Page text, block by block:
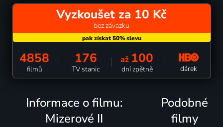
Vyzkoušet za 10 Kč
bez závazku
4858
filmů
176
TV stanic
až 100
dní zpětně dárek
Informace o filmu:
Mizerové II
Podobné
filmy